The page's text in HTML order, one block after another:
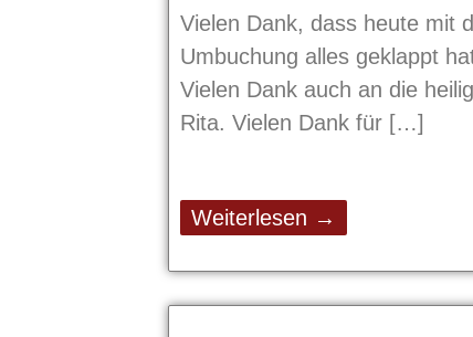
Vielen Dank, dass heute mit
Umbuchung alles geklappt
Vielen Dank auch an die
Rita. Vielen Dank für
Weiterlesen →